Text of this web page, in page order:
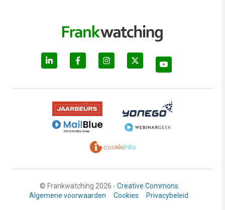
© Frankwatching 2026 - Creative Commons
Algemene voorwaarden
Cookies Privacybeleid